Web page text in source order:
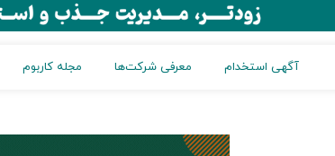
آگهی استخدام معرفی شرکت‌ها مجله کاربوم